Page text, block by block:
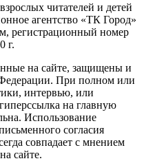
читателей и детей
агентство «ТК Город»
регистрационный номер
г.
на сайте, защищены и
При полном или
интервью, или
на главную
Использование
согласия
совпадает с мнением
сайте.